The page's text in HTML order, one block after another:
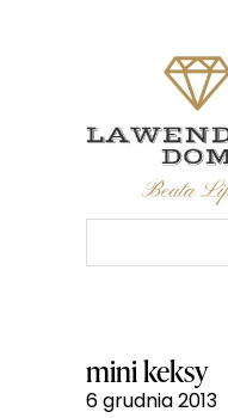
mini keksy
6 grudnia 2013